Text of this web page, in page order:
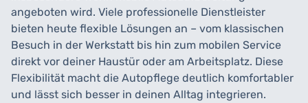
angeboten wird. Viele professionelle Dienstleister
bieten heute flexible Lösungen an – vom klassischen
Besuch in der Werkstatt bis hin zum mobilen Service
direkt vor deiner Haustür oder am Arbeitsplatz. Diese
Flexibilität macht die Autopflege deutlich komfortabler
und lässt sich besser in deinen Alltag integrieren.